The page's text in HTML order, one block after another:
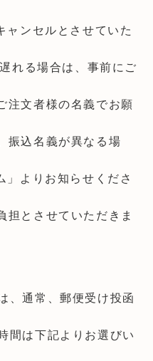
ャンセルとさせていた
れる場合は、事前にご
注文者様の名義でお願
振込名義が異なる場
」よりお知らせくださ
担とさせていただきま
、通常、郵便受け投函
間は下記よりお選びい